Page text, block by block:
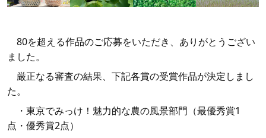
80を超える作品のご応募をいただき、ありがとうござい
ました。
厳正なる審査の結果、下記各賞の受賞作品が決定しまし
た。
・東京でみっけ！魅力的な農の風景部門（最優秀賞1
点・優秀賞2点）